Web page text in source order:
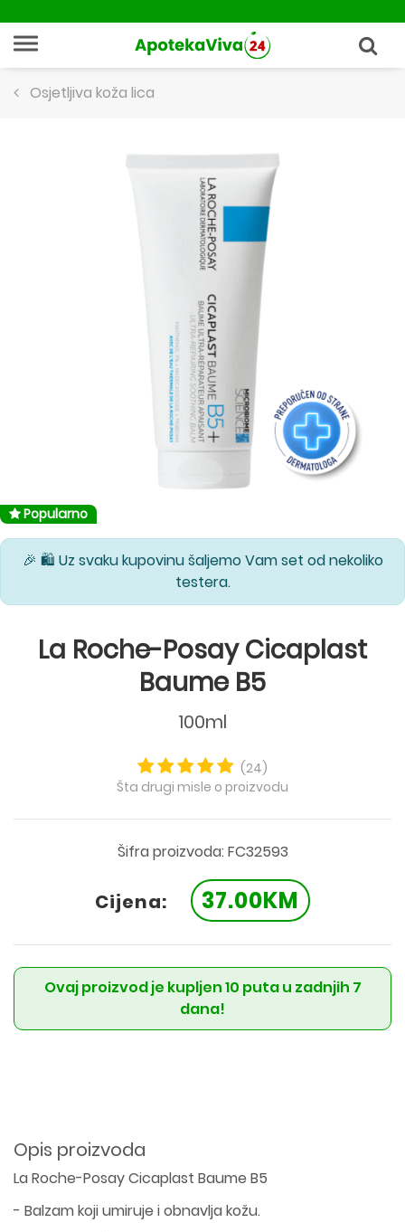
Osjetljiva koža lica
Popularno
🎉 🛍️ Uz svaku kupovinu šaljemo Vam set od nekoliko
testera.
La Roche-Posay Cicaplast
Baume B5
100ml
(24)
Šta drugi misle o proizvodu
Šifra proizvoda: FC32593
Cijena: 37.00KM
Ovaj proizvod je kupljen 10 puta u zadnjih 7
dana!
Opis proizvoda
La Roche-Posay Cicaplast Baume B5
- Balzam koji umiruje i obnavlja kožu.